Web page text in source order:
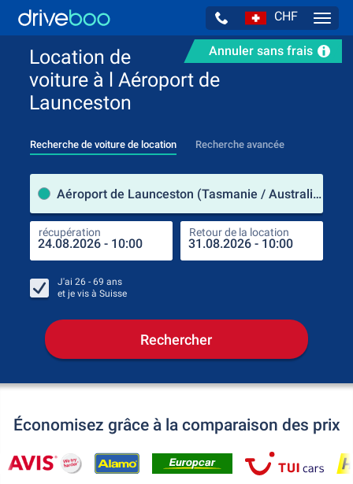
CHF
Annuler sans frais
Location de
voiture à l Aéroport de
Launceston
Recherche de voiture de location Recherche avancée
Aéroport de Launceston (Tasmanie / Australie)
récupération Retour de la location
J'ai 26 - 69 ans
et je vis à Suisse
Rechercher
Économisez grâce à la comparaison des prix